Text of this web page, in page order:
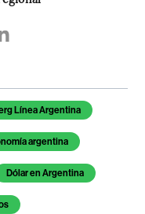
Línea Argentina
argentina
Dólar en Argentina